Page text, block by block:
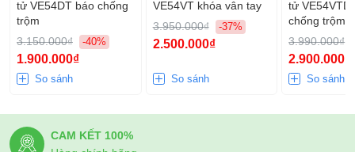
tử VE54DT báo chống
trộm
3.150.000₫
-40%
1.900.000₫
So sánh
VE54VT khóa vân tay
3.950.000₫
-37%
2.500.000₫
So sánh
tử
chống trộm,
3.990.000₫
2.900.000₫
So sánh
CAM KẾT 100%